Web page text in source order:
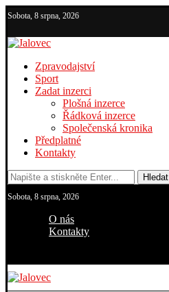
Sobota, 8 srpna, 2026
Zpravodajství
Sport
Zadat inzerci
Plošná inzerce
Řádková inzerce
Společenská kronika
Předplatné
Kontakty
Hledat
Sobota, 8 srpna, 2026
O nás
Kontakty